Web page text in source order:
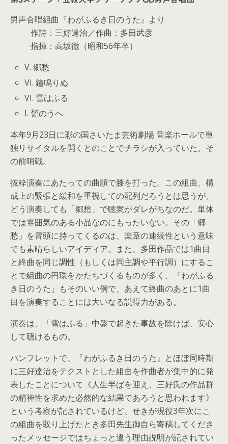
男声合唱組曲『わがふるき日のうた』より
作詩：三好達治／作曲：多田武彦
指揮：高坂徹（昭和56年卒）
V. 郷愁
VI. 鐘鳴りぬ
VI. 雪はふる
I. 甃のうへ
本年9月23日に彩の国さいたま芸術劇場 音楽ホールで単
独リサイタルを開くとのことでチラシが入っていた。そ
の前哨戦。
抜粋演奏にあたっての曲順で膝を打った。この組曲、構
成上の緊張と緩和を重視しての配列だろうとは思うが、
どう演奏しても「郷愁」で聴衆がダレがちなのだ。単体
では雰囲気のある小品なのにもったいない。その「郷
愁」を冒頭に持ってくるのは、楽章の連続性という意味
でも素晴らしいアイディア。また、多田作品では1曲目
と終曲を同じ調性（もしくは同主調や平行調）にするこ
とで組曲の円環をかたちづくるものが多く、『わがふる
き日のうた』もそのいい例で、あえて終曲のあとに1曲
目を演奏することには大いなる説得力がある。
演奏は、「雪はふる」中盤で起きた事故を除けば、安心
して聴けるもの。
パンフレットで、『わがふるき日のうた』とほぼ同時期
に三好達治をテクストとした組曲を作曲者が集中的に発
表したことについて《人生半ばを迎え、三好氏の作品群
の精神性を求めた必然的な結果であろうと思われます》
という考察が記されているけど、せきが現役3年次にこ
の組曲を取り上げたとき多田先生御自ら寄稿してくださ
ったメッセージではちょっと違う理由説明が記されてい